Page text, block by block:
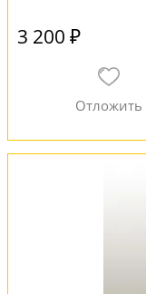
3 200 ₽